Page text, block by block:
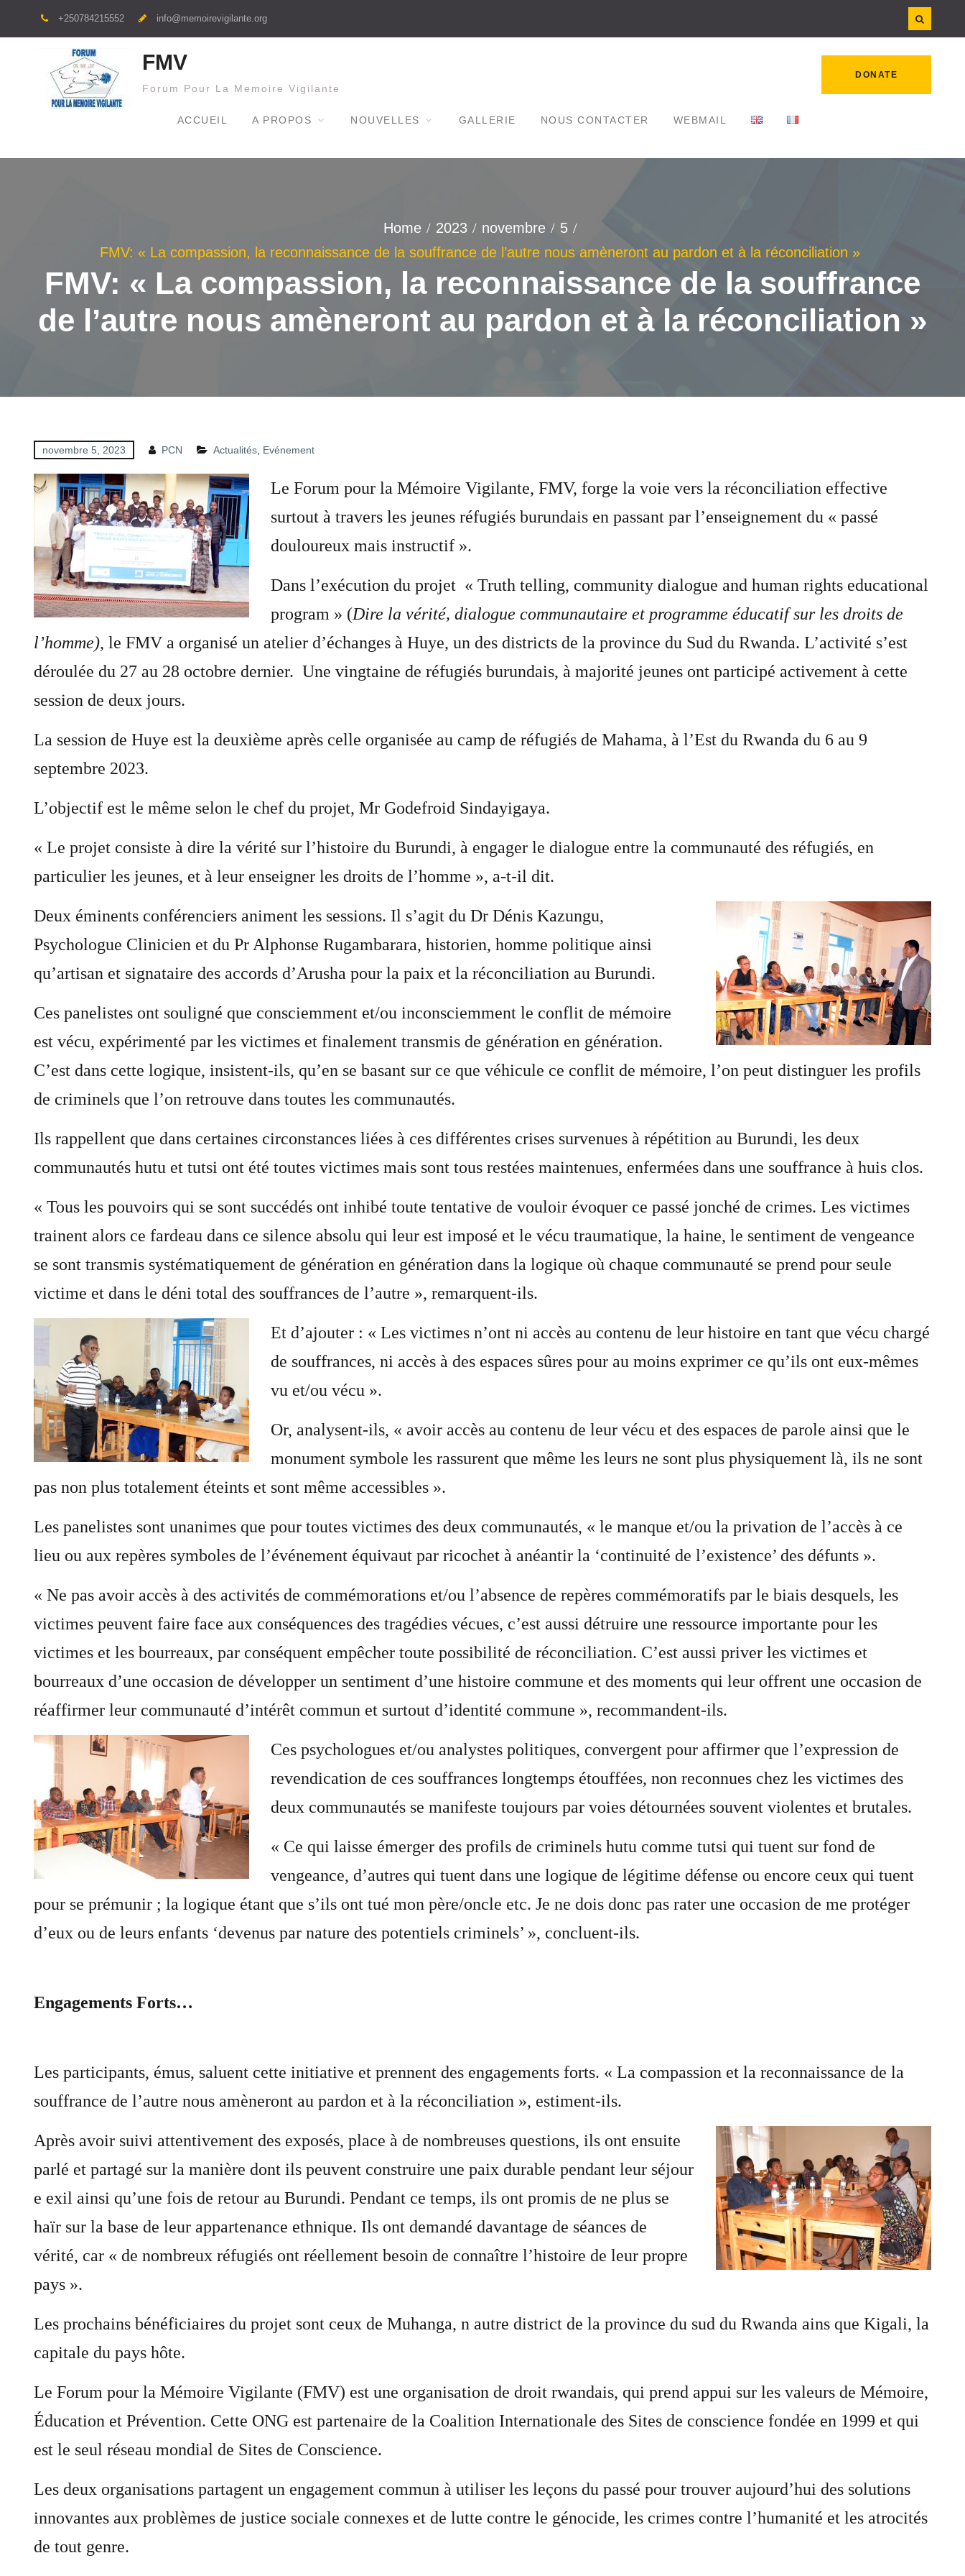
+250784215552 info@memoirevigilante.org
FMV
Forum Pour La Memoire Vigilante
DONATE
ACCUEIL A PROPOS NOUVELLES GALLERIE NOUS CONTACTER WEBMAIL
Home 2023 novembre
5
FMV: « La compassion, la reconnaissance de la souffrance de l’autre nous amèneront au pardon et à la réconciliation »
FMV: « La compassion, la reconnaissance de la souffrance
de l’autre nous amèneront au pardon et à la réconciliation »
novembre 5, 2023 PCN Actualités Evénement
Le Forum pour la Mémoire Vigilante, FMV, forge la voie vers la réconciliation effective
surtout à travers les jeunes réfugiés burundais en passant par l’enseignement du « passé
douloureux mais instructif ».
Dans l’exécution du projet « Truth telling, community dialogue and human rights educational
program » (Dire la vérité, dialogue communautaire et programme éducatif sur les droits de
l’homme), le FMV a organisé un atelier d’échanges à Huye, un des districts de la province du Sud du Rwanda. L’activité s’est
déroulée du 27 au 28 octobre dernier. Une vingtaine de réfugiés burundais, à majorité jeunes ont participé activement à cette
session de deux jours.
La session de Huye est la deuxième après celle organisée au camp de réfugiés de Mahama, à l’Est du Rwanda du 6 au 9
septembre 2023.
L’objectif est le même selon le chef du projet, Mr Godefroid Sindayigaya.
« Le projet consiste à dire la vérité sur l’histoire du Burundi, à engager le dialogue entre la communauté des réfugiés, en
particulier les jeunes, et à leur enseigner les droits de l’homme », a-t-il dit.
Deux éminents conférenciers animent les sessions. Il s’agit du Dr Dénis Kazungu,
Psychologue Clinicien et du Pr Alphonse Rugambarara, historien, homme politique ainsi
qu’artisan et signataire des accords d’Arusha pour la paix et la réconciliation au Burundi.
Ces panelistes ont souligné que consciemment et/ou inconsciemment le conflit de mémoire
est vécu, expérimenté par les victimes et finalement transmis de génération en génération.
C’est dans cette logique, insistent-ils, qu’en se basant sur ce que véhicule ce conflit de mémoire, l’on peut distinguer les profils
de criminels que l’on retrouve dans toutes les communautés.
Ils rappellent que dans certaines circonstances liées à ces différentes crises survenues à répétition au Burundi, les deux
communautés hutu et tutsi ont été toutes victimes mais sont tous restées maintenues, enfermées dans une souffrance à huis clos.
« Tous les pouvoirs qui se sont succédés ont inhibé toute tentative de vouloir évoquer ce passé jonché de crimes. Les victimes
trainent alors ce fardeau dans ce silence absolu qui leur est imposé et le vécu traumatique, la haine, le sentiment de vengeance
se sont transmis systématiquement de génération en génération dans la logique où chaque communauté se prend pour seule
victime et dans le déni total des souffrances de l’autre », remarquent-ils.
Et d’ajouter : « Les victimes n’ont ni accès au contenu de leur histoire en tant que vécu chargé
de souffrances, ni accès à des espaces sûres pour au moins exprimer ce qu’ils ont eux-mêmes
vu et/ou vécu ».
Or, analysent-ils, « avoir accès au contenu de leur vécu et des espaces de parole ainsi que le
monument symbole les rassurent que même les leurs ne sont plus physiquement là, ils ne sont
pas non plus totalement éteints et sont même accessibles ».
Les panelistes sont unanimes que pour toutes victimes des deux communautés, « le manque et/ou la privation de l’accès à ce
lieu ou aux repères symboles de l’événement équivaut par ricochet à anéantir la ‘continuité de l’existence’ des défunts ».
« Ne pas avoir accès à des activités de commémorations et/ou l’absence de repères commémoratifs par le biais desquels, les
victimes peuvent faire face aux conséquences des tragédies vécues, c’est aussi détruire une ressource importante pour les
victimes et les bourreaux, par conséquent empêcher toute possibilité de réconciliation. C’est aussi priver les victimes et
bourreaux d’une occasion de développer un sentiment d’une histoire commune et des moments qui leur offrent une occasion de
réaffirmer leur communauté d’intérêt commun et surtout d’identité commune », recommandent-ils.
Ces psychologues et/ou analystes politiques, convergent pour affirmer que l’expression de
revendication de ces souffrances longtemps étouffées, non reconnues chez les victimes des
deux communautés se manifeste toujours par voies détournées souvent violentes et brutales.
« Ce qui laisse émerger des profils de criminels hutu comme tutsi qui tuent sur fond de
vengeance, d’autres qui tuent dans une logique de légitime défense ou encore ceux qui tuent
pour se prémunir ; la logique étant que s’ils ont tué mon père/oncle etc. Je ne dois donc pas rater une occasion de me protéger
d’eux ou de leurs enfants ‘devenus par nature des potentiels criminels’ », concluent-ils.
Engagements Forts…
Les participants, émus, saluent cette initiative et prennent des engagements forts. « La compassion et la reconnaissance de la
souffrance de l’autre nous amèneront au pardon et à la réconciliation », estiment-ils.
Après avoir suivi attentivement des exposés, place à de nombreuses questions, ils ont ensuite
parlé et partagé sur la manière dont ils peuvent construire une paix durable pendant leur séjour
e exil ainsi qu’une fois de retour au Burundi. Pendant ce temps, ils ont promis de ne plus se
haïr sur la base de leur appartenance ethnique. Ils ont demandé davantage de séances de
vérité, car « de nombreux réfugiés ont réellement besoin de connaître l’histoire de leur propre
pays ».
Les prochains bénéficiaires du projet sont ceux de Muhanga, n autre district de la province du sud du Rwanda ains que Kigali, la
capitale du pays hôte.
Le Forum pour la Mémoire Vigilante (FMV) est une organisation de droit rwandais, qui prend appui sur les valeurs de Mémoire,
Éducation et Prévention. Cette ONG est partenaire de la Coalition Internationale des Sites de conscience fondée en 1999 et qui
est le seul réseau mondial de Sites de Conscience.
Les deux organisations partagent un engagement commun à utiliser les leçons du passé pour trouver aujourd’hui des solutions
innovantes aux problèmes de justice sociale connexes et de lutte contre le génocide, les crimes contre l’humanité et les atrocités
de tout genre.